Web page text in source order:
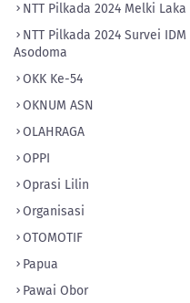
NTT Pilkada 2024 Melki
NTT Pilkada 2024 Survei
Asodoma
OKK Ke-54
OKNUM ASN
OLAHRAGA
OPPI
Oprasi Lilin
Organisasi
OTOMOTIF
Papua
Pawai Obor